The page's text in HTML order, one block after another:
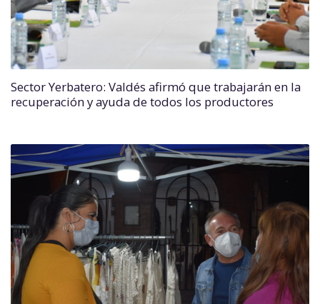
Sector Yerbatero: Valdés afirmó que trabajarán en la
recuperación y ayuda de todos los productores